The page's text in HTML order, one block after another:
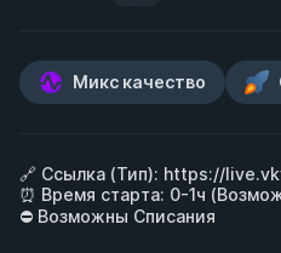
Микс качество
🔗 Ссылка (Тип): https://
⏰ Время старта: 0-1ч
⛔️ Возможны Списания